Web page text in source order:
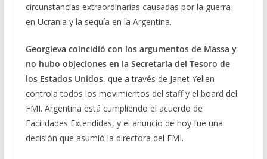
circunstancias extraordinarias causadas por la guerra
en Ucrania y la sequía en la Argentina.
Georgieva coincidió con los argumentos de Massa y
no hubo objeciones en la Secretaria del Tesoro de
los Estados Unidos, que a través de Janet Yellen
controla todos los movimientos del staff y el board del
FMI. Argentina está cumpliendo el acuerdo de
Facilidades Extendidas, y el anuncio de hoy fue una
decisión que asumió la directora del FMI.